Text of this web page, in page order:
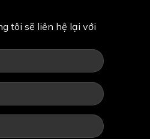
tôi sẽ liên hệ lại với